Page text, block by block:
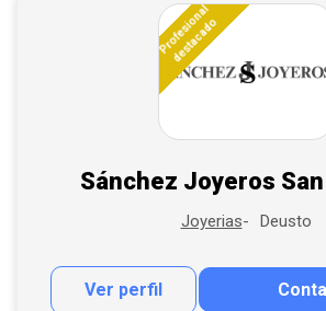
Profesional
destacado
Sánchez Joyeros
Joyerias Deusto
Ver perfil